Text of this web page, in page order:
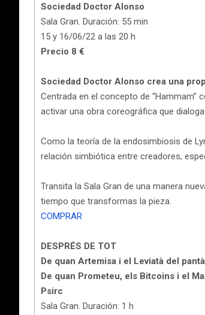
Sociedad Doctor Alonso
Sala Gran. Duración: 55 min
15 y 16/06/22 a las 20 h
Precio 8 €
Sociedad Doctor Alonso crea una
Centrada en el concepto de “Hammam”
activar una obra coreográfica que
Como la teoría de la endosimbiosis de
relación simbiótica entre creadores,
Transita la Sala Gran de una manera
tiempo que transformas la pieza.
COMPRAR
DESPRÉS DE TOT
De quan Artemisa i el Leviatà del pantà
De quan Prometeu, els Bitcoins i el
Psirc
Sala Gran. Duración: 1 h